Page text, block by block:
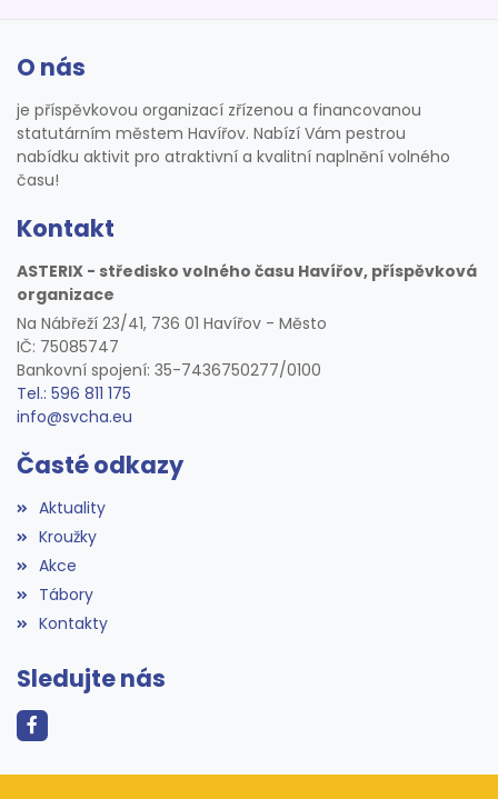
O nás
je příspěvkovou organizací zřízenou a financovanou
statutárním městem Havířov. Nabízí Vám pestrou
nabídku aktivit pro atraktivní a kvalitní naplnění volného
času!
Kontakt
ASTERIX - středisko volného času Havířov, příspěvková
organizace
Na Nábřeží 23/41, 736 01 Havířov - Město
IČ: 75085747
Bankovní spojení: 35-7436750277/0100
Tel.: 596 811 175
info@svcha.eu
Časté odkazy
Aktuality
Kroužky
Akce
Tábory
Kontakty
Sledujte nás